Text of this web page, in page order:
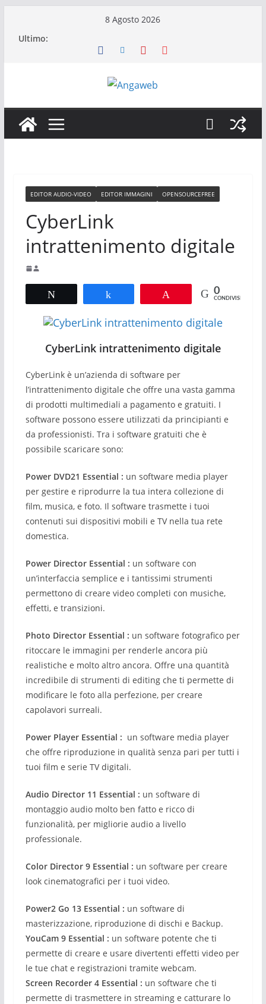
8 Agosto 2026
Ultimo:
EDITOR AUDIO-VIDEO EDITOR IMMAGINI OPENSOURCEFREE
CyberLink
intrattenimento digitale
0
CONDIVISIONI
CyberLink intrattenimento digitale
CyberLink è un’azienda di software per
l’intrattenimento digitale che offre una vasta gamma
di prodotti multimediali a pagamento e gratuiti. I
software possono essere utilizzati da principianti e
da professionisti. Tra i software gratuiti che è
possibile scaricare sono:
Power DVD21 Essential : un software media player
per gestire e riprodurre la tua intera collezione di
film, musica, e foto. Il software trasmette i tuoi
contenuti sui dispositivi mobili e TV nella tua rete
domestica.
Power Director Essential : un software con
un’interfaccia semplice e i tantissimi strumenti
permettono di creare video completi con musiche,
effetti, e transizioni.
Photo Director Essential : un software fotografico per
ritoccare le immagini per renderle ancora più
realistiche e molto altro ancora. Offre una quantità
incredibile di strumenti di editing che ti permette di
modificare le foto alla perfezione, per creare
capolavori surreali.
Power Player Essential : un software media player
che offre riproduzione in qualità senza pari per tutti i
tuoi film e serie TV digitali.
Audio Director 11 Essential : un software di
montaggio audio molto ben fatto e ricco di
funzionalità, per migliorie audio a livello
professionale.
Color Director 9 Essential : un software per creare
look cinematografici per i tuoi video.
Power2 Go 13 Essential : un software di
masterizzazione, riproduzione di dischi e Backup.
YouCam 9 Essential : un software potente che ti
permette di creare e usare divertenti effetti video per
le tue chat e registrazioni tramite webcam.
Screen Recorder 4 Essential : un software che ti
permette di trasmettere in streaming e catturare lo